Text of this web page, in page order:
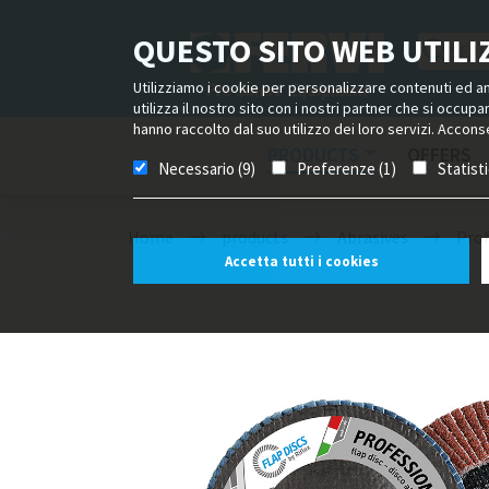
QUESTO SITO WEB
Utilizziamo i cookie per personalizzare contenuti ed
utilizza il nostro sito con i nostri partner che si
hanno raccolto dal suo utilizzo dei loro servizi.
Necessario (9) Preferenze (1)
Accetta tutti i cookies
PRODUCTS OFFERS
Home products Abrasives